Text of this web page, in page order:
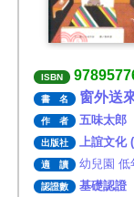
ISBN
書 名 窗外送
作 者 五味太郎
出版社 上誼文化
適 讀 幼兒園 低
認證數 基礎認證